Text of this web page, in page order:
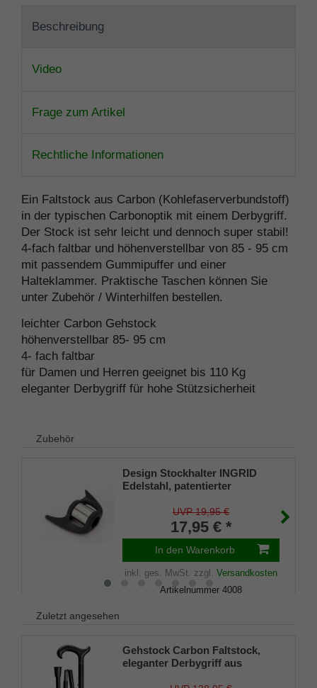
Beschreibung
Video
Frage zum Artikel
Rechtliche Informationen
Ein Faltstock aus Carbon (Kohlefaserverbundstoff)
in der typischen Carbonoptik mit einem Derbygriff.
Der Stock ist sehr leicht und dennoch super stabil!
4-fach faltbar und höhenverstellbar von 85 - 95 cm
mit passendem Gummipuffer und einer
Halteklammer. Praktische Taschen können Sie
unter Zubehör / Winterhilfen bestellen.
leichter Carbon Gehstock
höhenverstellbar 85- 95 cm
4- fach faltbar
für Damen und Herren geeignet bis 110 Kg
eleganter Derbygriff für hohe Stützsicherheit
Zubehör
Design Stockhalter INGRID
Edelstahl, patentierter
(18 - 22mm), Weichgummi
UVP 19,95 €
17,95 € *
In den Warenkorb
inkl. ges. MwSt. zzgl. Versandkosten
Artikelnummer 4008
Zuletzt angesehen
Gehstock Carbon Faltstock,
eleganter Derbygriff aus